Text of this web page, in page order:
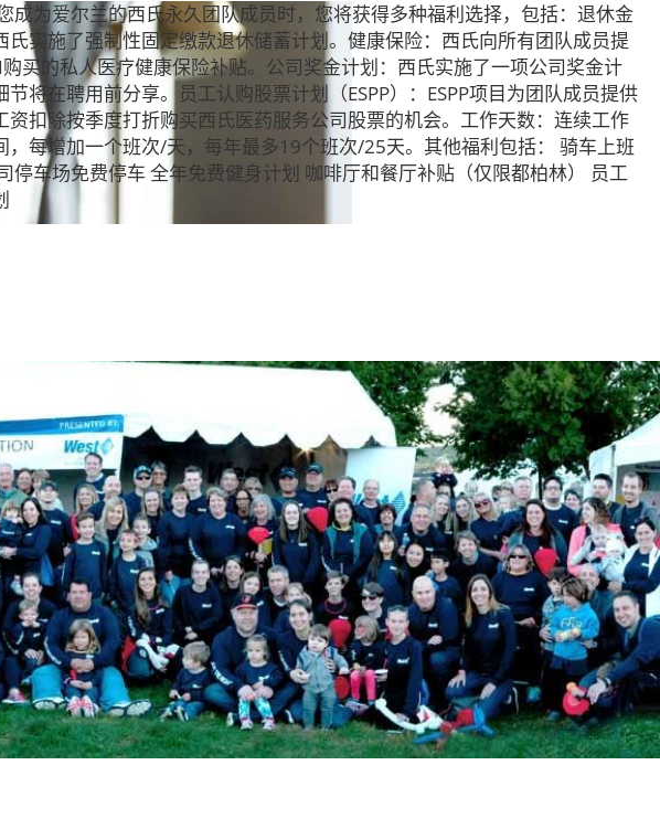
成为爱尔兰的西氏永久团队成员时，您将获得多种福利选择，包括：退休金
氏实施了强制性固定缴款退休储蓄计划。健康保险：西氏向所有团队成员提
买的私人医疗健康保险补贴。公司奖金计划：西氏实施了一项公司奖金计
节将在聘用前分享。员工认购股票计划（ESPP）：ESPP项目为团队成员提供
资扣除按季度打折购买西氏医药服务公司股票的机会。工作天数：连续工作
，每增加一个班次/天，每年最多19个班次/25天。其他福利包括： 骑车上班
停车场免费停车 全年免费健身计划 咖啡厅和餐厅补贴（仅限都柏林） 员工